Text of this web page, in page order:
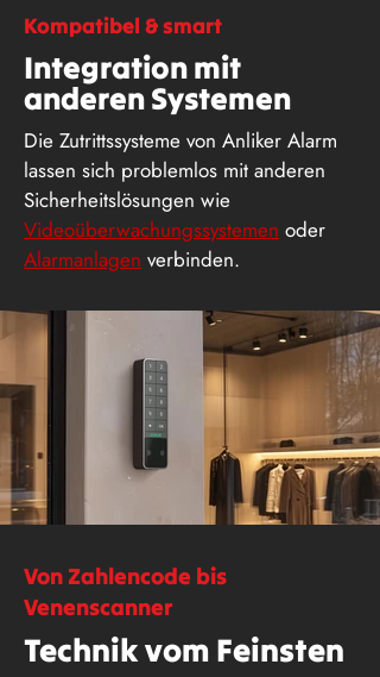
Kompatibel & smart
Integration mit
anderen Systemen
Die Zutrittssysteme von Anliker Alarm
lassen sich problemlos mit anderen
Sicherheitslösungen wie
Videoüberwachungssystemen oder
Alarmanlagen verbinden.
Von Zahlencode bis
Venenscanner
Technik vom Feinsten